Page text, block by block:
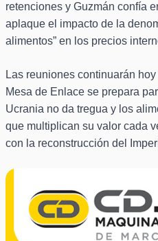
retenciones y Guzmán confía
aplaque el impacto de la
alimentos” en los precios
Las reuniones continuarán
Mesa de Enlace se prepara
Ucrania no da tregua y los
que multiplican su valor cada
con la reconstrucción del